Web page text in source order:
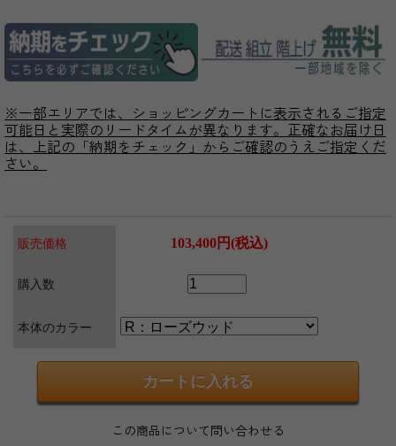
※一部エリアでは、ショッピングカートに表示されるご指定
可能日と実際のリードタイムが異なります。正確なお届け日
は、上記の「納期をチェック」からご確認のうえご指定くだ
さい。
販売価格 103,400円(税込)
購入数
本体のカラー
この商品について問い合わせる